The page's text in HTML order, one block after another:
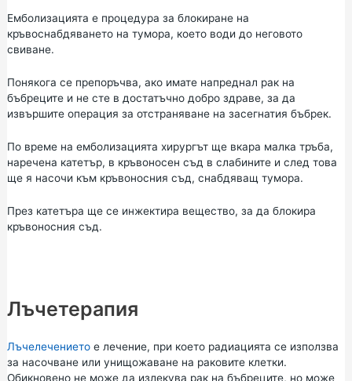
Емболизацията е процедура за блокиране на
кръвоснабдяването на тумора, което води до неговото
свиване.
Понякога се препоръчва, ако имате напреднал рак на
бъбреците и не сте в достатъчно добро здраве, за да
извършите операция за отстраняване на засегнатия бъбрек.
По време на емболизацията хирургът ще вкара малка тръба,
наречена катетър, в кръвоносен съд в слабините и след това
ще я насочи към кръвоносния съд, снабдяващ тумора.
През катетъра ще се инжектира вещество, за да блокира
кръвоносния съд.
Лъчетерапия
Лъчелечениетое лечение, при което радиацията се използва
за насочване или унищожаване на раковите клетки.
Обикновено не може да излекува рак на бъбреците, но може